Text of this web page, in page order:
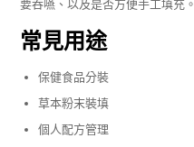
要吞嚥、以及是否方便手工填充。
常見用途
保健食品分裝
草本粉末裝填
個人配方管理